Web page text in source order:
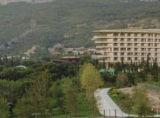
# интерьеры #дизайн
# интерьер квартир #